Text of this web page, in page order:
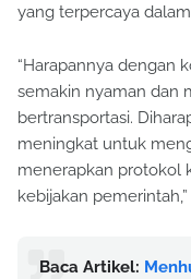
yang terpercaya
“Harapannya dengan
semakin nyaman dan
bertransportasi.
meningkat untuk
menerapkan protokol
kebijakan
Baca Artikel: